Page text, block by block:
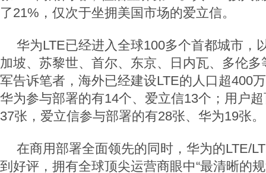
了21%，仅次于坐拥美国市场的爱立信。
华为LTE已经进入全球100多个首都城市，
加坡、苏黎世、首尔、东京、日内瓦、多伦
军告诉笔者，海外已经建设LTE的人口超400
华为参与部署的有14个、爱立信13个；用户
37张，爱立信参与部署的有28张、华为19张。
在商用部署全面领先的同时，华为的LTE/
到好评，拥有全球顶尖运营商眼中“最清晰的